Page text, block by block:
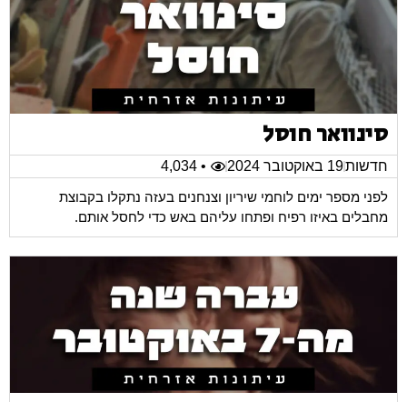
סינוואר חוסל
חדשות19 באוקטובר 2024
• 4,034
לפני מספר ימים לוחמי שיריון וצנחנים בעזה נתקלו בקבוצת
מחבלים באיזו רפיח ופתחו עליהם באש כדי לחסל אותם.